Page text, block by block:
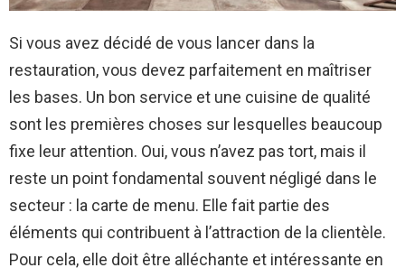
Si vous avez décidé de vous lancer dans la
restauration, vous devez parfaitement en maîtriser
les bases. Un bon service et une cuisine de qualité
sont les premières choses sur lesquelles beaucoup
fixe leur attention. Oui, vous n’avez pas tort, mais il
reste un point fondamental souvent négligé dans le
secteur : la carte de menu. Elle fait partie des
éléments qui contribuent à l’attraction de la clientèle.
Pour cela, elle doit être alléchante et intéressante en